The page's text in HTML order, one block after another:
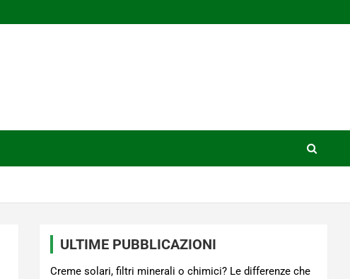
ULTIME PUBBLICAZIONI
Creme solari, filtri minerali o chimici? Le differenze che